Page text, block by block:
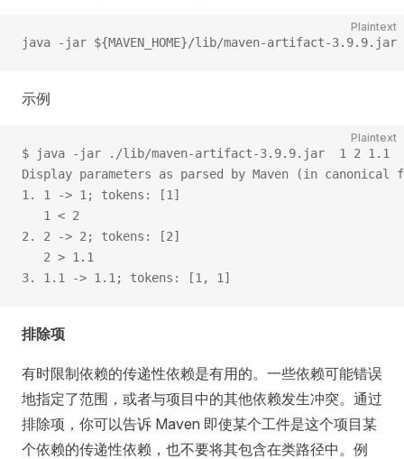
Plaintext
java -jar ${MAVEN_HOME}/lib/maven-artifact-
示例
Plaintext
$ java -jar ./lib/maven-artifact-3.9.9.jar  1 2 1.1
Display parameters as parsed by Maven (in
1. 1 -> 1; tokens: [1]
   1 < 2
2. 2 -> 2; tokens: [2]
   2 > 1.1
3. 1.1 -> 1.1; tokens: [1, 1]
排除项
有时限制依赖的传递性依赖是有用的。一些依赖可能错误
地指定了范围，或者与项目中的其他依赖发生冲突。通过
排除项，你可以告诉 Maven 即使某个工件是这个项目某
个依赖的传递性依赖，也不要将其包含在类路径中。例